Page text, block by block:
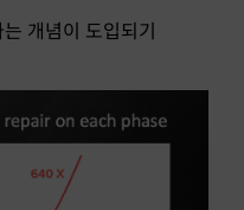
개념이 도입되기